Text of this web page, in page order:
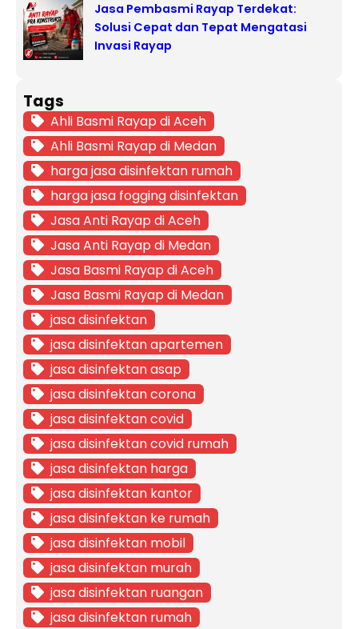
Jasa Pembasmi Rayap Terdekat:
Solusi Cepat dan Tepat Mengatasi
Invasi Rayap
Tags
Ahli Basmi Rayap di Aceh
Ahli Basmi Rayap di Medan
harga jasa disinfektan rumah
harga jasa fogging disinfektan
Jasa Anti Rayap di Aceh
Jasa Anti Rayap di Medan
Jasa Basmi Rayap di Aceh
Jasa Basmi Rayap di Medan
jasa disinfektan
jasa disinfektan apartemen
jasa disinfektan asap
jasa disinfektan corona
jasa disinfektan covid
jasa disinfektan covid rumah
jasa disinfektan harga
jasa disinfektan kantor
jasa disinfektan ke rumah
jasa disinfektan mobil
jasa disinfektan murah
jasa disinfektan ruangan
jasa disinfektan rumah